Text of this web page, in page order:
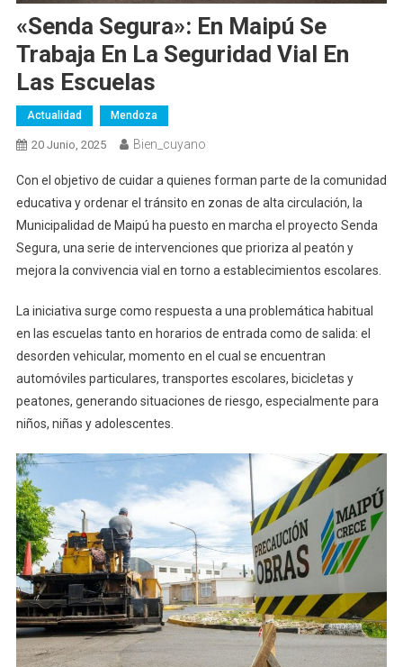
«Senda Segura»: En Maipú Se
Trabaja En La Seguridad Vial En
Las Escuelas
Actualidad Mendoza
20 Junio, 2025 Bien_cuyano
Con el objetivo de cuidar a quienes forman parte de la comunidad
educativa y ordenar el tránsito en zonas de alta circulación, la
Municipalidad de Maipú ha puesto en marcha el proyecto Senda
Segura, una serie de intervenciones que prioriza al peatón y
mejora la convivencia vial en torno a establecimientos escolares.
La iniciativa surge como respuesta a una problemática habitual
en las escuelas tanto en horarios de entrada como de salida: el
desorden vehicular, momento en el cual se encuentran
automóviles particulares, transportes escolares, bicicletas y
peatones, generando situaciones de riesgo, especialmente para
niños, niñas y adolescentes.